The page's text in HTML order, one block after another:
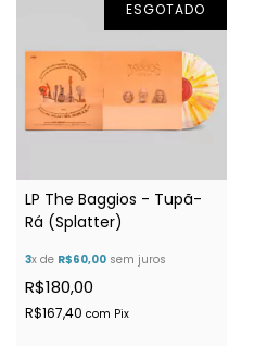
ESGOTADO
LP The Baggios - Tupã-
Rá (Splatter)
3x de R$60,00 sem juros
R$180,00
R$167,40 com Pix